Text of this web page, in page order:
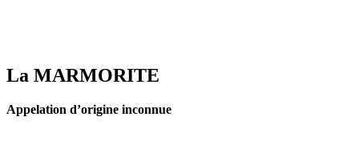
La MARMORITE
Appelation d’origine inconnue